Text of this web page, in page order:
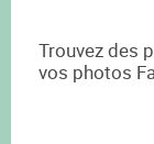
Trouvez des
vos photos